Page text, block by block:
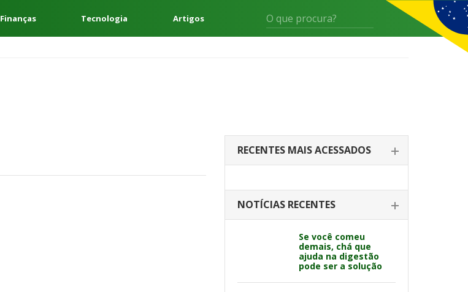
Finanças Tecnologia Artigos
RECENTES MAIS ACESSADOS
NOTÍCIAS RECENTES
Se você comeu
demais, chá que
ajuda na digestão
pode ser a solução